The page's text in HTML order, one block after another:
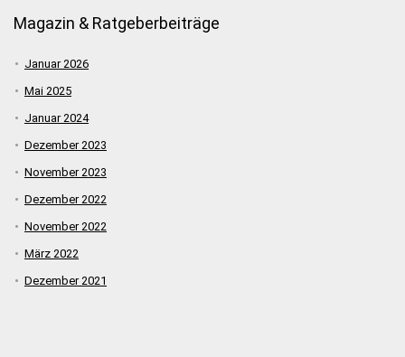
Magazin & Ratgeberbeiträge
Januar 2026
Mai 2025
Januar 2024
Dezember 2023
November 2023
Dezember 2022
November 2022
März 2022
Dezember 2021